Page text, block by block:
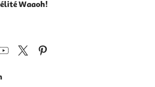
Waaoh!